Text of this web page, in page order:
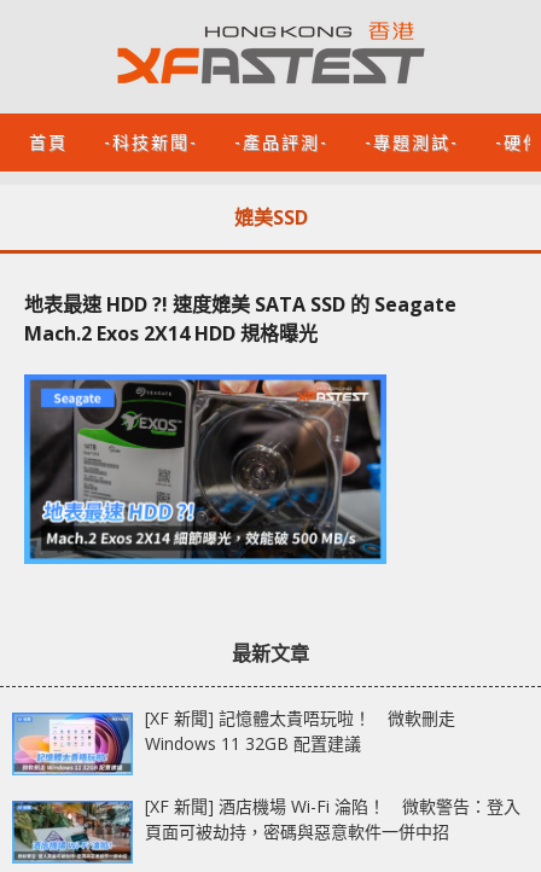
首頁 -科技新聞- -產品評測- -專題測試- -硬
媲美SSD
地表最速 HDD ?! 速度媲美 SATA SSD 的 Seagate
Mach.2 Exos 2X14 HDD 規格曝光
最新文章
[XF 新聞] 記憶體太貴唔玩啦！ 微軟刪走
Windows 11 32GB 配置建議
[XF 新聞] 酒店機場 Wi-Fi 淪陷！ 微軟警告：登入
頁面可被劫持，密碼與惡意軟件一併中招